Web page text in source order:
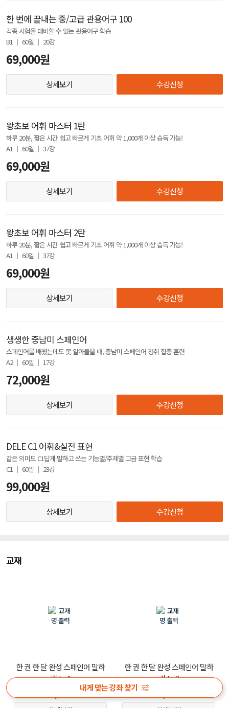
한 번에 끝내는 중/고급 관용어구 100
각종 시험을 대비할 수 있는 관용어구 학습
B1 │ 60일 │ 20강
69,000원
상세보기 수강신청
왕초보 어휘 마스터 1탄
하루 20분, 짧은 시간 쉽고 빠르게 기초 어휘 약 1,000개 이상 습득 가능!
A1 │ 60일 │ 37강
69,000원
상세보기 수강신청
왕초보 어휘 마스터 2탄
하루 20분, 짧은 시간 쉽고 빠르게 기초 어휘 약 1,000개 이상 습득 가능!
A1 │ 60일 │ 37강
69,000원
상세보기 수강신청
생생한 중남미 스페인어
스페인어를 배웠는데도 못 알아들을 때, 중남미 스페인어 청취 집중 훈련
A2 │ 60일 │ 17강
72,000원
상세보기 수강신청
DELE C1 어휘&실전 표현
같은 의미도 C1답게 말하고 쓰는 기능별/주제별 고급 표현 학습
C1 │ 60일 │ 23강
99,000원
상세보기 수강신청
교재
한 권 한 달 완성 스페인어 말하
기 Lv.1
한 권 한 달 완성 스페인어 말하
기 Lv.2
내게 맞는 강좌 찾기